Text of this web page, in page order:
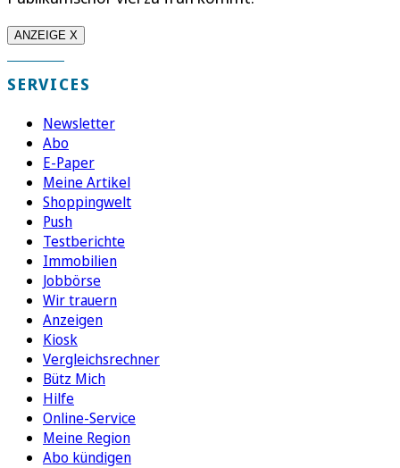
ANZEIGE X
SERVICES
Newsletter
Abo
E-Paper
Meine Artikel
Shoppingwelt
Push
Testberichte
Immobilien
Jobbörse
Wir trauern
Anzeigen
Kiosk
Vergleichsrechner
Bütz Mich
Hilfe
Online-Service
Meine Region
Abo kündigen